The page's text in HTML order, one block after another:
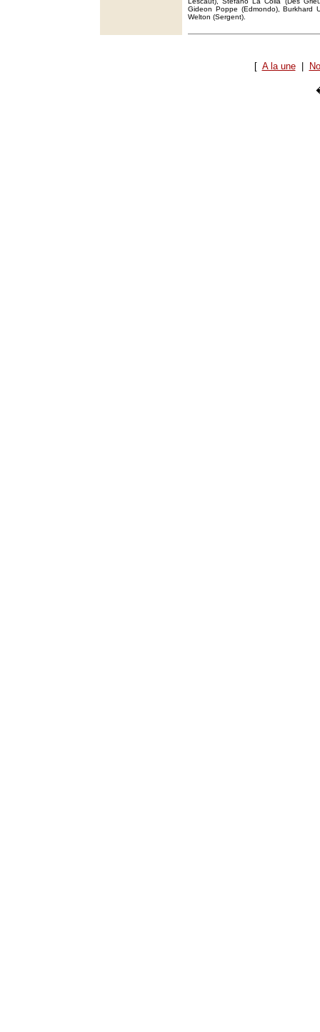
Gideon Poppe (Edmondo), Burkhard
Welton (Sergent).
[ A la une|